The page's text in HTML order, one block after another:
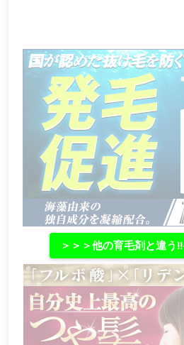
＞＞＞他の育毛剤と違う